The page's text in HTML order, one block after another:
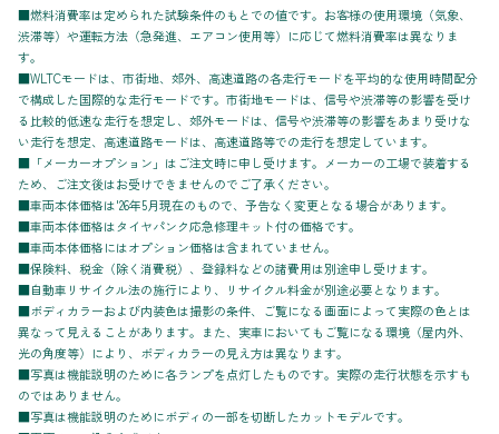
■燃料消費率は定められた試験条件のもとでの値です。お客様の使用環境（気象、
渋滞等）や運転方法（急発進、エアコン使用等）に応じて燃料消費率は異なりま
す。
■WLTCモードは、市街地、郊外、高速道路の各走行モードを平均的な使用時間配分
で構成した国際的な走行モードです。市街地モードは、信号や渋滞等の影響を受け
る比較的低速な走行を想定し、郊外モードは、信号や渋滞等の影響をあまり受けな
い走行を想定、高速道路モードは、高速道路等での走行を想定しています。
■「メーカーオプション」はご注文時に申し受けます。メーカーの工場で装着する
ため、ご注文後はお受けできませんのでご了承ください。
■車両本体価格は'26年5月現在のもので、予告なく変更となる場合があります。
■車両本体価格はタイヤパンク応急修理キット付の価格です。
■車両本体価格にはオプション価格は含まれていません。
■保険料、税金（除く消費税）、登録料などの諸費用は別途申し受けます。
■自動車リサイクル法の施行により、リサイクル料金が別途必要となります。
■ボディカラーおよび内装色は撮影の条件、ご覧になる画面によって実際の色とは
異なって見えることがあります。また、実車においてもご覧になる環境（屋内外、
光の角度等）により、ボディカラーの見え方は異なります。
■写真は機能説明のために各ランプを点灯したものです。実際の走行状態を示すも
のではありません。
■写真は機能説明のためにボディの一部を切断したカットモデルです。